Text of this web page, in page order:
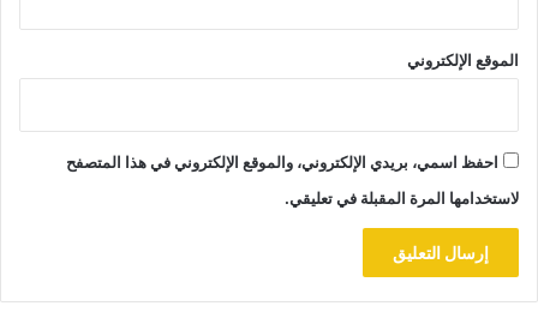
الموقع الإلكتروني
احفظ اسمي، بريدي الإلكتروني، والموقع الإلكتروني في هذا المتصفح
لاستخدامها المرة المقبلة في تعليقي.